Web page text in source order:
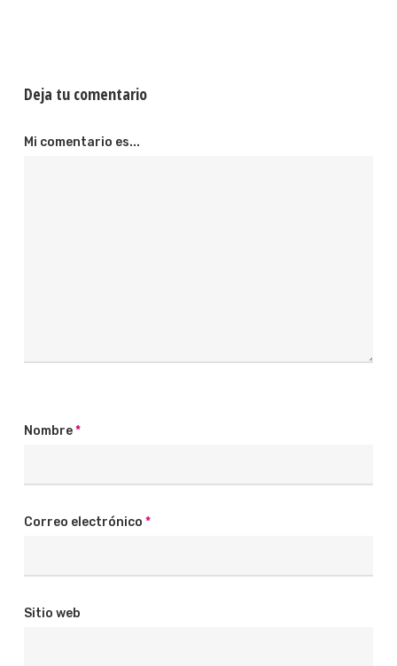
Deja tu comentario
Mi comentario es...
Nombre*
Correo electrónico *
Sitio web